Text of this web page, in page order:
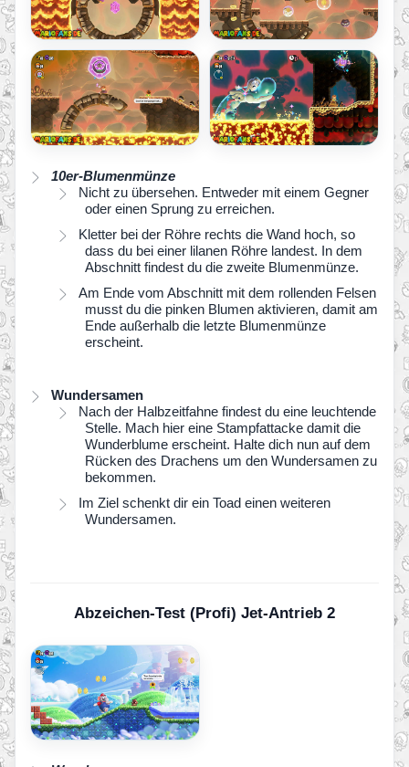
10er-Blumenmünze
Nicht zu übersehen. Entweder mit einem Gegner
oder einen Sprung zu erreichen.
Kletter bei der Röhre rechts die Wand hoch, so
dass du bei einer lilanen Röhre landest. In dem
Abschnitt findest du die zweite Blumenmünze.
Am Ende vom Abschnitt mit dem rollenden Felsen
musst du die pinken Blumen aktivieren, damit am
Ende außerhalb die letzte Blumenmünze
erscheint.
Wundersamen
Nach der Halbzeitfahne findest du eine leuchtende
Stelle. Mach hier eine Stampfattacke damit die
Wunderblume erscheint. Halte dich nun auf dem
Rücken des Drachens um den Wundersamen zu
bekommen.
Im Ziel schenkt dir ein Toad einen weiteren
Wundersamen.
Abzeichen-Test (Profi) Jet-Antrieb 2